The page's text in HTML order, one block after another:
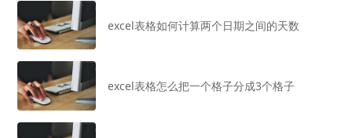
excel表格如何计算两个日期之间的天数
excel表格怎么把一个格子分成3个格子